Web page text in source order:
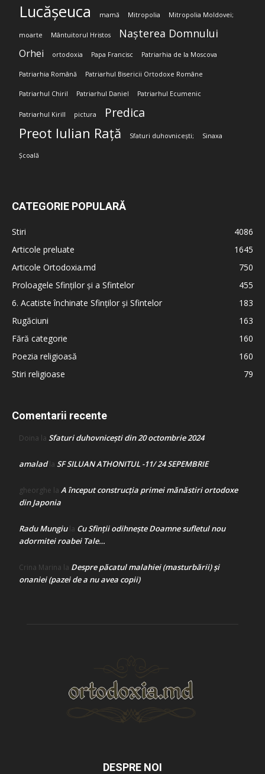
Lucășeuca mamă Mitropolia Mitropolia Moldovei;
moarte Mântuitorul Hristos Nașterea Domnului
Orhei ortodoxia Papa Francisc Patriarhia de la Moscova
Patriarhia Română Patriarhul Bisericii Ortodoxe Române
Patriarhul Chiril Patriarhul Daniel Patriarhul Ecumenic
Patriarhul Kirill pictura Predica
Preot Iulian Rață Sfaturi duhovnicești; Sinaxa
Școală
CATEGORIE POPULARĂ
Stiri
4086
Articole preluate
1645
Articole Ortodoxia.md
750
Proloagele Sfinților și a Sfintelor
455
6. Acatiste închinate Sfinților și Sfintelor
183
Rugăciuni
163
Fără categorie
160
Poezia religioasă
160
Stiri religioase
79
Comentarii recente
Doina la Sfaturi duhovnicești din 20 octombrie 2024
amaladla SF SILUAN ATHONITUL -11/ 24 SEPEMBRIE
gheorghe la A început construcţia primei mănăstiri ortodoxe
din Japonia
Radu Mungiula Cu Sfinții odihnește Doamne sufletul nou
adormitei roabei Tale…
Crina Marina la Despre păcatul malahiei (masturbării) şi
onaniei (pazei de a nu avea copii)
DESPRE NOI